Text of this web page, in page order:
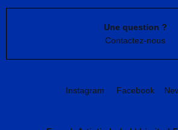
Une question ?
Contactez-nous
Instagram Facebook